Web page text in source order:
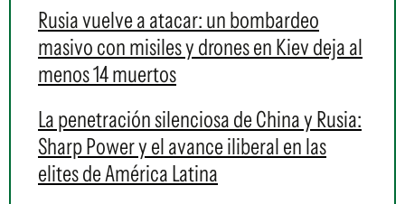
Rusia vuelve a atacar: un bombardeo
masivo con misiles y drones en Kiev deja al
menos 14 muertos
La penetración silenciosa de China y Rusia:
Sharp Power y el avance iliberal en las
elites de América Latina